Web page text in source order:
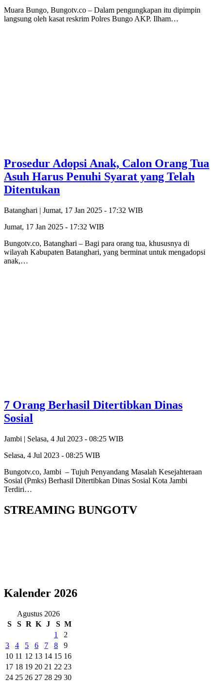
Muara Bungo, Bungotv.co – Dalam pengungkapan itu dipimpin
langsung oleh kasat reskrim Polres Bungo AKP. Ilham…
Prosedur Adopsi Anak, Calon Orang Tua
Asuh Harus Penuhi Syarat yang Telah
Ditentukan
Batanghari | Jumat, 17 Jan 2025 - 17:32 WIB
Jumat, 17 Jan 2025 - 17:32 WIB
Bungotv.co, Batanghari – Bagi para orang tua, khususnya di
wilayah Kabupaten Batanghari, yang berminat untuk mengadopsi
anak,…
7 Orang Berhasil Ditertibkan Dinas
Sosial
Jambi | Selasa, 4 Jul 2023 - 08:25 WIB
Selasa, 4 Jul 2023 - 08:25 WIB
Bungotv.co, Jambi – Tujuh Penyandang Masalah Kesejahteraan
Sosial (Pmks) Berhasil Ditertibkan Dinas Sosial Kota Jambi
Terdiri…
STREAMING BUNGOTV
Kalender 2026
Agustus 2026
S
S R K J S M
1
2
3
4 5 6 7 8
9
10 11 12 13 14 15 16
17 18 19 20 21 22 23
24 25 26 27 28 29 30